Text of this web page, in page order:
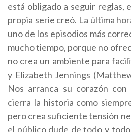
está obligado a seguir reglas,
propia serie creó. La última
uno de los episodios más
mucho tiempo, porque no
no crea un ambiente para
y Elizabeth Jennings
Nos arranca su corazón
cierra la historia como
pero crea suficiente tensión
el público dude de todo y